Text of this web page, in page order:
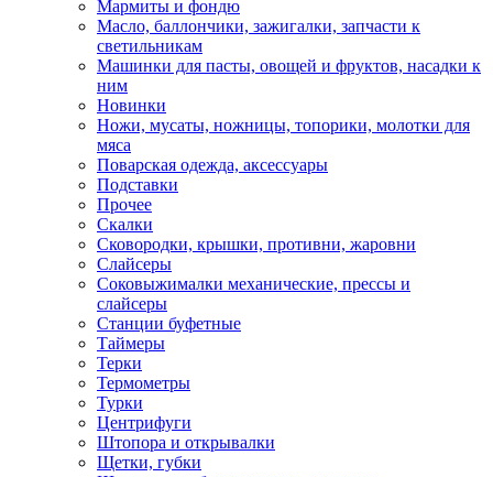
Мармиты и фондю
Масло, баллончики, зажигалки, запчасти к
светильникам
Машинки для пасты, овощей и фруктов, насадки к
ним
Новинки
Ножи, мусаты, ножницы, топорики, молотки для
мяса
Поварская одежда, аксессуары
Подставки
Прочее
Скалки
Сковородки, крышки, противни, жаровни
Слайсеры
Соковыжималки механические, прессы и
слайсеры
Станции буфетные
Таймеры
Терки
Термометры
Турки
Центрифуги
Штопора и открывалки
Щетки, губки